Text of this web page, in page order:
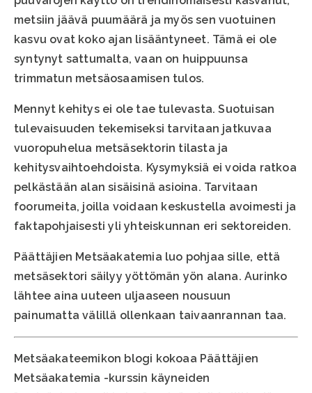
metsiin jäävä puumäärä ja myös sen vuotuinen
kasvu ovat koko ajan lisääntyneet. Tämä ei ole
syntynyt sattumalta, vaan on huippuunsa
trimmatun metsäosaamisen tulos.
Mennyt kehitys ei ole tae tulevasta. Suotuisan
tulevaisuuden tekemiseksi tarvitaan jatkuvaa
vuoropuhelua metsäsektorin tilasta ja
kehitysvaihtoehdoista. Kysymyksiä ei voida ratkoa
pelkästään alan sisäisinä asioina. Tarvitaan
foorumeita, joilla voidaan keskustella avoimesti ja
faktapohjaisesti yli yhteiskunnan eri sektoreiden.
Päättäjien Metsäakatemia luo pohjaa sille, että
metsäsektori säilyy yöttömän yön alana. Aurinko
lähtee aina uuteen uljaaseen nousuun
painumatta välillä ollenkaan taivaanrannan taa.
Metsäakateemikon blogi kokoaa Päättäjien
Metsäakatemia -kurssin käyneiden